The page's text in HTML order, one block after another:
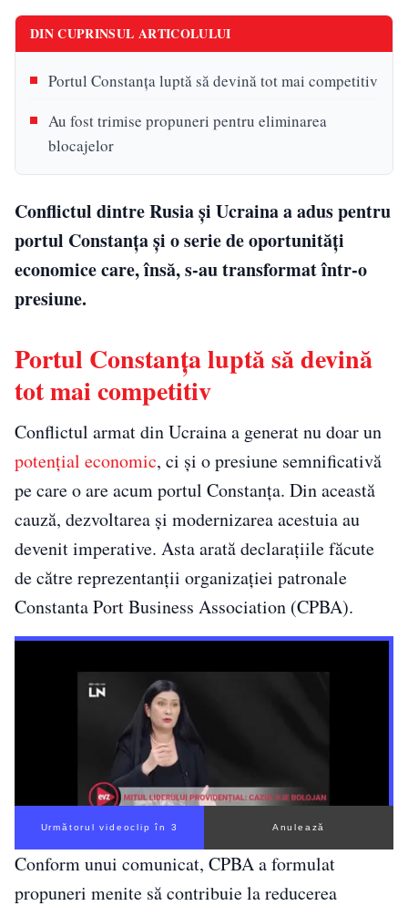
DIN CUPRINSUL ARTICOLULUI
Portul Constanța luptă să devină tot mai competitiv
Au fost trimise propuneri pentru eliminarea
blocajelor
Conflictul dintre Rusia și Ucraina a adus pentru
portul Constanța și o serie de oportunități
economice care, însă, s-au transformat într-o
presiune.
Portul Constanța luptă să devină
tot mai competitiv
Conflictul armat din Ucraina a generat nu doar un
potențial economic, ci și o presiune semnificativă
pe care o are acum portul Constanța. Din această
cauză, dezvoltarea și modernizarea acestuia au
devenit imperative. Asta arată declarațiile făcute
de către reprezentanții organizației patronale
Constanta Port Business Association (CPBA).
Următorul videoclip în 2 Anulează
Conform unui comunicat, CPBA a formulat
propuneri menite să contribuie la reducerea